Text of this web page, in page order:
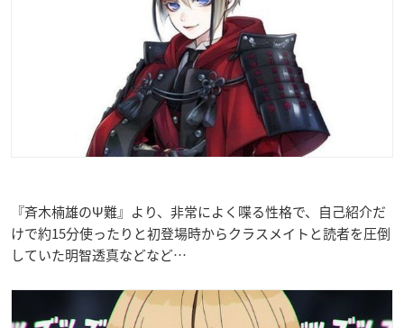
『斉木楠雄のΨ難』より、非常によく喋る性格で、自己紹介だ
けで約15分使ったりと初登場時からクラスメイトと読者を圧倒
していた明智透真などなど…